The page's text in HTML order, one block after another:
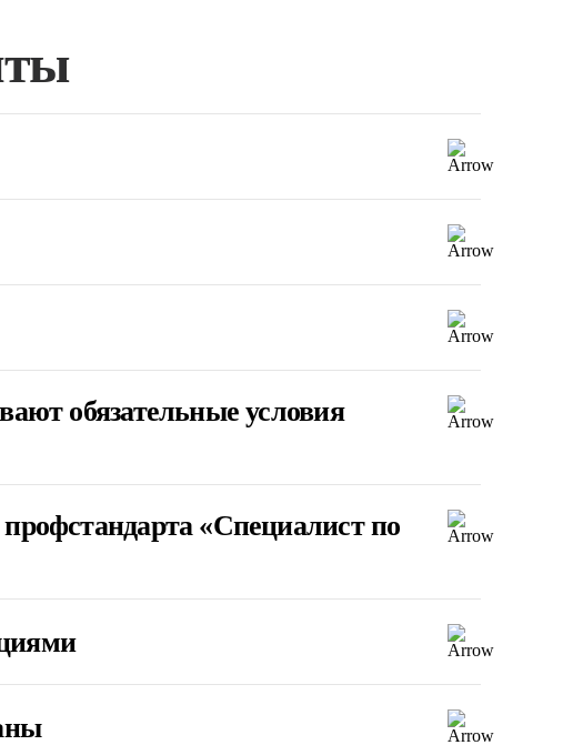
обязательные условия
«Специалист по